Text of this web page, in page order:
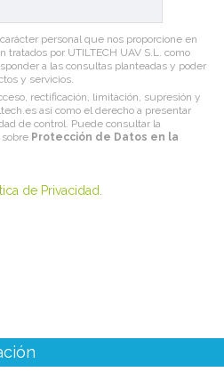
personal que nos proporcione en
por UTILTECH UAV S.L. como
a las consultas planteadas y poder
y servicios.
rectificación, limitación, supresión y
así como el derecho a presentar
de control. Puede consultar la
Protección de Datos en la
de Privacidad.